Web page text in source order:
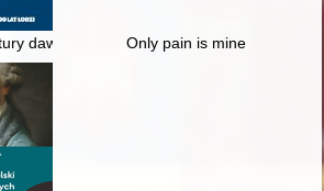
dawnej w granicach Łodzi
Only pain is mine